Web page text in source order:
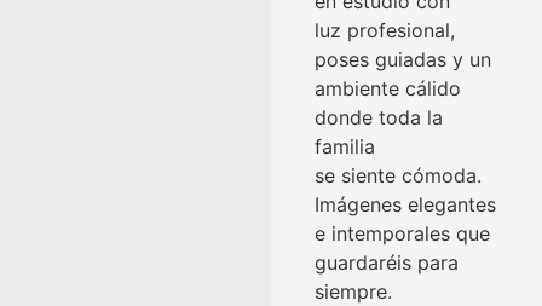
luz profesional,
poses guiadas y un
ambiente cálido
donde toda la
familia
se siente cómoda.
Imágenes elegantes
e intemporales que
guardaréis para
siempre.